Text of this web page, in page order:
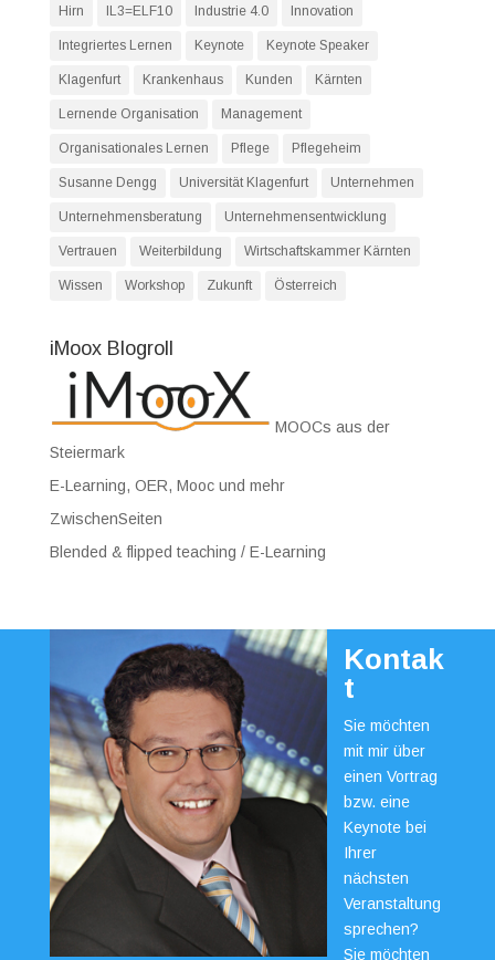
Hirn IL3=ELF10 Industrie 4.0 Innovation
Integriertes Lernen Keynote Keynote Speaker
Klagenfurt Krankenhaus Kunden Kärnten
Lernende Organisation Management
Organisationales Lernen Pflege Pflegeheim
Susanne Dengg Universität Klagenfurt Unternehmen
Unternehmensberatung Unternehmensentwicklung
Vertrauen Weiterbildung Wirtschaftskammer Kärnten
Wissen Workshop Zukunft Österreich
iMoox Blogroll
MOOCs aus der
Steiermark
E-Learning, OER, Mooc und mehr
ZwischenSeiten
Blended & flipped teaching / E-Learning
Kontak
t
Sie möchten
mit mir über
einen Vortrag
bzw. eine
Keynote bei
Ihrer
nächsten
Veranstaltung
sprechen?
Sie möchten